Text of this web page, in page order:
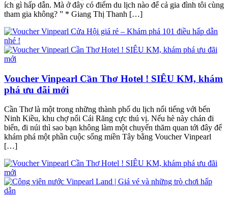
ích gì hấp dẫn. Mà ở đây có điểm du lịch nào để cả gia đình tôi cùng
tham gia không? ” * Giang Thị Thanh […]
Voucher Vinpearl Cần Thơ Hotel ! SIÊU KM, khám
phá ưu đãi mới
Cần Thơ là một trong những thành phố du lịch nổi tiếng với bến
Ninh Kiều, khu chợ nổi Cái Răng cực thú vị. Nếu hè này chán đi
biển, đi núi thì sao bạn không làm một chuyến thăm quan tới đây để
khám phá một phần cuộc sống miền Tây bằng Voucher Vinpearl
[…]